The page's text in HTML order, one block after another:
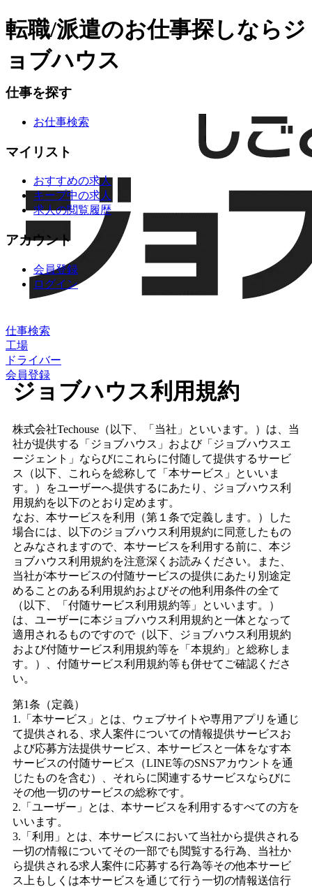
転職/派遣のお仕事探しならジ
ョブハウス
仕事検索
工場
ドライバー
会員登録
仕事を探す
お仕事検索
マイリスト
おすすめの求人
キープ中の求人
求人の閲覧履歴
アカウント
会員登録
ログイン
ジョブハウス利用規約
株式会社Techouse（以下、「当社」といいます。）は、当
社が提供する「ジョブハウス」および「ジョブハウスエ
ージェント」ならびにこれらに付随して提供するサービ
ス（以下、これらを総称して「本サービス」といいま
す。）をユーザーへ提供するにあたり、ジョブハウス利
用規約を以下のとおり定めます。
なお、本サービスを利用（第１条で定義します。）した
場合には、以下のジョブハウス利用規約に同意したもの
とみなされますので、本サービスを利用する前に、本ジ
ョブハウス利用規約を注意深くお読みください。また、
当社が本サービスの付随サービスの提供にあたり別途定
めることのある利用規約およびその他利用条件の全て
（以下、「付随サービス利用規約等」といいます。）
は、ユーザーに本ジョブハウス利用規約と一体となって
適用されるものですので（以下、ジョブハウス利用規約
および付随サービス利用規約等を「本規約」と総称しま
す。）、付随サービス利用規約等も併せてご確認くださ
い。
第1条（定義）
1.「本サービス」とは、ウェブサイトや専用アプリを通じ
て提供される、求人案件についての情報提供サービスお
よび応募方法提供サービス、本サービスと一体をなす本
サービスの付随サービス（LINE等のSNSアカウントを通
じたものを含む）、それらに関連するサービスならびに
その他一切のサービスの総称です。
2.「ユーザー」とは、本サービスを利用するすべての方を
いいます。
3.「利用」とは、本サービスにおいて当社から提供される
一切の情報についてその一部でも閲覧する行為、当社か
ら提供される求人案件に応募する行為等その他本サービ
ス上もしくは本サービスを通じて行う一切の情報送信行